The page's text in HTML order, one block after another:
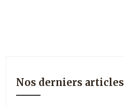
Nos derniers articles